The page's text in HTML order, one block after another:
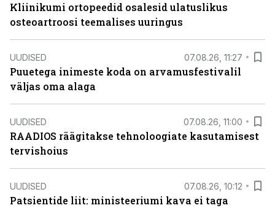
Kliinikumi ortopeedid osalesid ulatuslikus
osteoartroosi teemalises uuringus
UUDISED 07.08.26, 11:27
Puuetega inimeste koda on arvamusfestivalil
väljas oma alaga
UUDISED 07.08.26, 11:00
RAADIOS räägitakse tehnoloogiate kasutamisest
tervishoius
UUDISED 07.08.26, 10:12
Patsientide liit: ministeeriumi kava ei taga